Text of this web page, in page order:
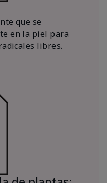
que se
en la piel para
libres.